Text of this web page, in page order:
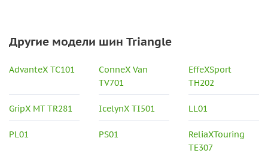
Другие модели шин Triangle
AdvanteX TC101
ConneX Van
TV701
EffeXSport
TH202
GripX MT TR281 IcelynX TI501 LL01
PL01 PS01
ReliaXTouring
TE307